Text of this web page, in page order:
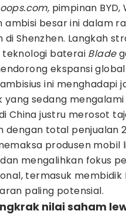
pimpinan BYD,
ambisi besar ini dalam
di Shenzhen. Langkah
baterai Blade
ekspansi
ini menghadapi
sedang mengalami
China justru merosot
dengan total penjualan
produsen
mengalihkan fokus
termasuk membidik
paling potensial.
nilai saham